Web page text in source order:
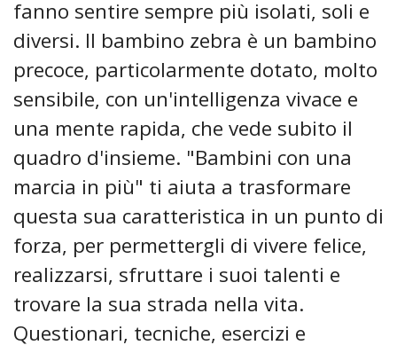
fanno sentire sempre più isolati, soli e
diversi. Il bambino zebra è un bambino
precoce, particolarmente dotato, molto
sensibile, con un'intelligenza vivace e
una mente rapida, che vede subito il
quadro d'insieme. "Bambini con una
marcia in più" ti aiuta a trasformare
questa sua caratteristica in un punto di
forza, per permettergli di vivere felice,
realizzarsi, sfruttare i suoi talenti e
trovare la sua strada nella vita.
Questionari, tecniche, esercizi e